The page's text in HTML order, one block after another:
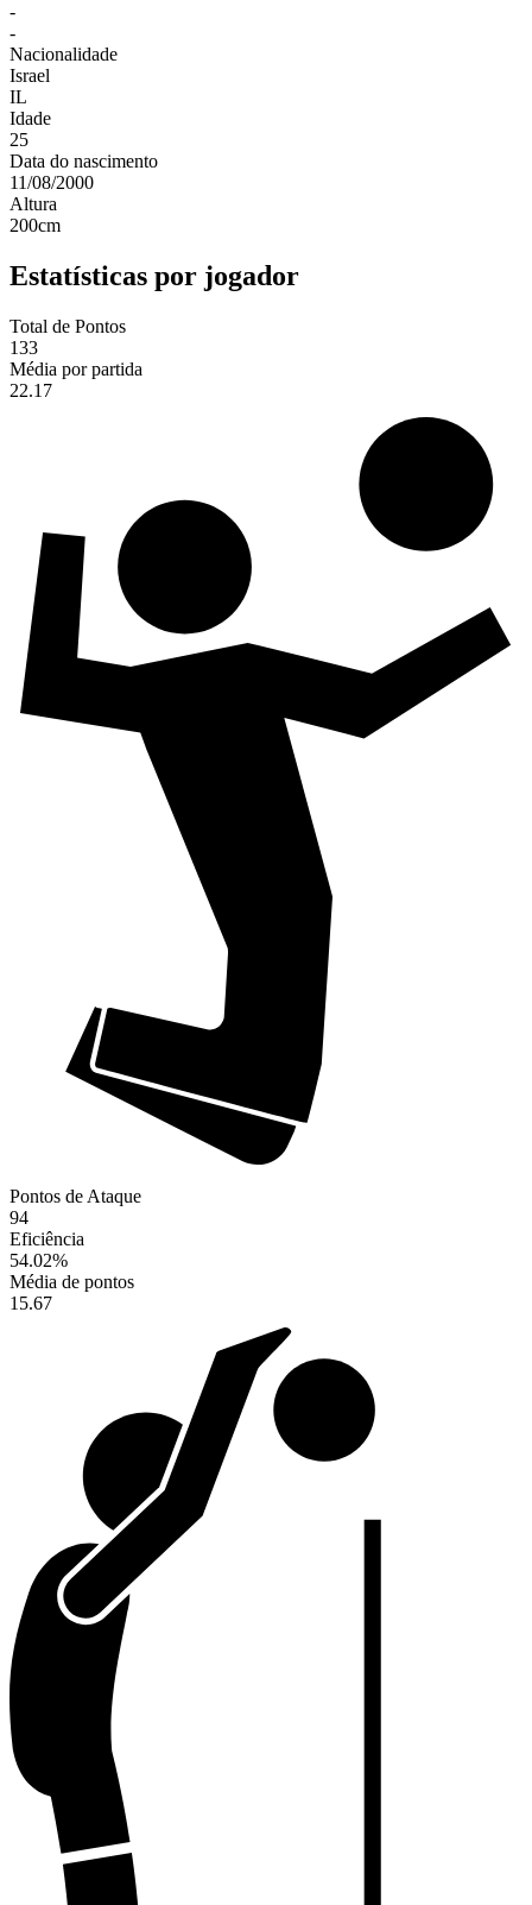
-
-
Nacionalidade
Israel
IL
Idade
25
Data do nascimento
11/08/2000
Altura
200cm
Estatísticas por jogador
Total de Pontos
133
Média por partida
22.17
Pontos de Ataque
94
Eficiência
54.02%
Média de pontos
15.67